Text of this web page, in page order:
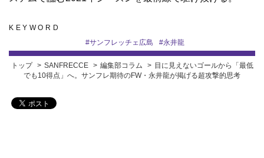
KEYWORD
#サンフレッチェ広島 #永井龍
トップ SANFRECCE 編集部コラム
目に見えないゴールから「最低
でも10得点」へ。サンフレ期待のFW・永井龍が掲げる超攻撃的思考